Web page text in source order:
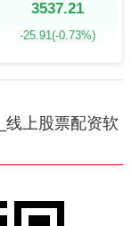
3537.21
-25.91(-0.73%)
线上股票配资软